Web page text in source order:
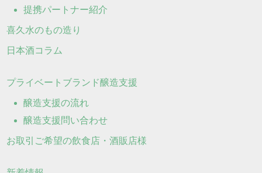
提携パートナー紹介
喜久水のもの造り
日本酒コラム
プライベートブランド醸造支援
醸造支援の流れ
醸造支援問い合わせ
お取引ご希望の飲食店・酒販店様